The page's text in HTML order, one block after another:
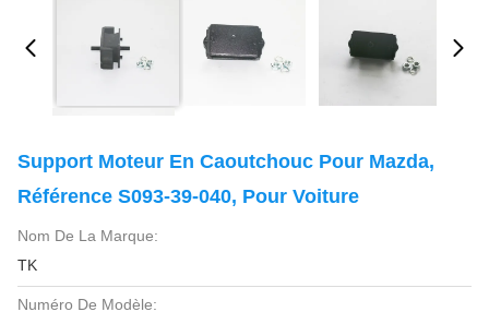
Support Moteur En Caoutchouc Pour Mazda,
Référence S093-39-040, Pour Voiture
Nom De La Marque:
TK
Numéro De Modèle: